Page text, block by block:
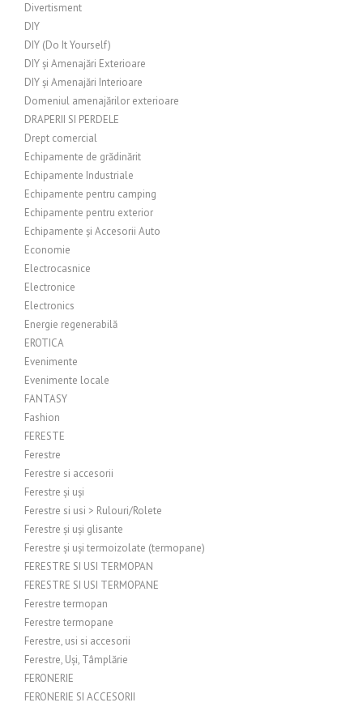
Divertisment
DIY
DIY (Do It Yourself)
DIY și Amenajări Exterioare
DIY și Amenajări Interioare
Domeniul amenajărilor exterioare
DRAPERII SI PERDELE
Drept comercial
Echipamente de grădinărit
Echipamente Industriale
Echipamente pentru camping
Echipamente pentru exterior
Echipamente și Accesorii Auto
Economie
Electrocasnice
Electronice
Electronics
Energie regenerabilă
EROTICA
Evenimente
Evenimente locale
FANTASY
Fashion
FERESTE
Ferestre
Ferestre si accesorii
Ferestre și uși
Ferestre si usi > Rulouri/Rolete
Ferestre și uși glisante
Ferestre și uși termoizolate (termopane)
FERESTRE SI USI TERMOPAN
FERESTRE SI USI TERMOPANE
Ferestre termopan
Ferestre termopane
Ferestre, usi si accesorii
Ferestre, Uși, Tâmplărie
FERONERIE
FERONERIE SI ACCESORII